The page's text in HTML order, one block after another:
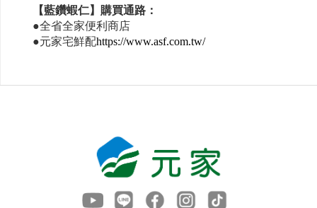
【藍鑽蝦仁】購買通路：
●全省全家便利商店
●元家宅鮮配https://www.asf.com.tw/